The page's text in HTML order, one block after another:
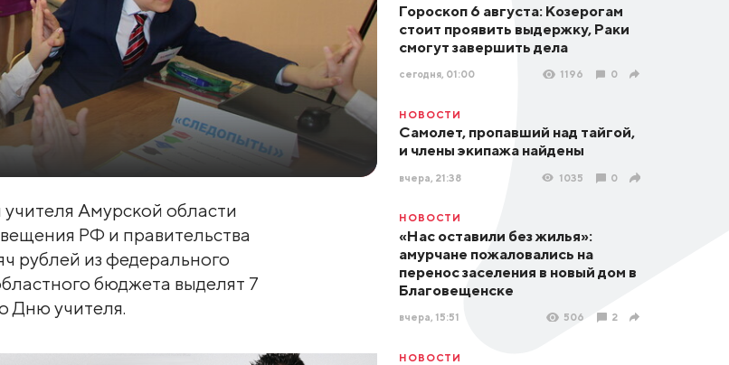
Амурской области
РФ и правительства
рублей из федерального
бюджета выделят 7
Дню учителя.
Гороскоп 6 августа: Козерогам
стоит проявить выдержку, Раки
смогут завершить дела
сегодня, 01:00 1196 0
НОВОСТИ
Самолет, пропавший над тайгой,
и члены экипажа найдены
вчера, 21:38 1035 0
НОВОСТИ
«Нас оставили без жилья»:
амурчане пожаловались на
перенос заселения в новый дом в
Благовещенске
вчера, 15:51 506 2
НОВОСТИ